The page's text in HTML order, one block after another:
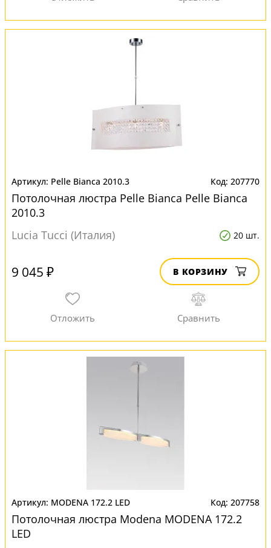
Pelle Bianca 2010.3 207770
Потолочная люстра Pelle Bianca Pelle Bianca
2010.3
Lucia Tucci (Италия)
20 шт.
9 045 ₽ В КОРЗИНУ
MODENA 172.2 LED 207758
Потолочная люстра Modena MODENA 172.2
LED